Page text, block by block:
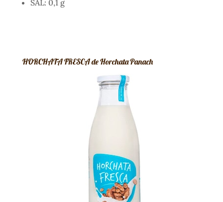
SAL: 0,1 g
HORCHATA FRESCA de Horchata Panach